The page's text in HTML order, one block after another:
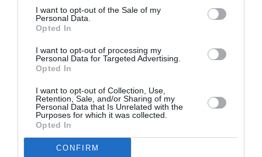
I want to opt-out of the Sale of my
Personal Data.
Opted In
I want to opt-out of processing my
Personal Data for Targeted Advertising.
Opted In
I want to opt-out of Collection, Use,
Retention, Sale, and/or Sharing of my
Personal Data that Is Unrelated with the
Purposes for which it was collected.
Opted In
CONFIRM
Ragusa, morți în sere din cauza
pesticidelor
AȚI PUTEA DORI DE